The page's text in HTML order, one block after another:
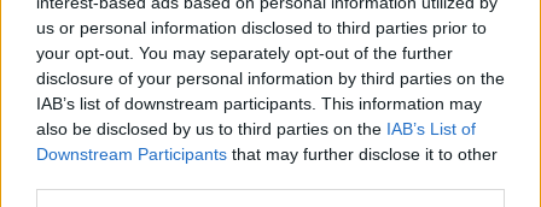
us or personal information disclosed to third parties prior to
your opt-out. You may separately opt-out of the further
disclosure of your personal information by third parties on the
IAB’s list of downstream participants. This information may
also be disclosed by us to third parties on the IAB’s List of
Downstream Participants that may further disclose it to other
Puntuar 'Carajo Sabes Tú'